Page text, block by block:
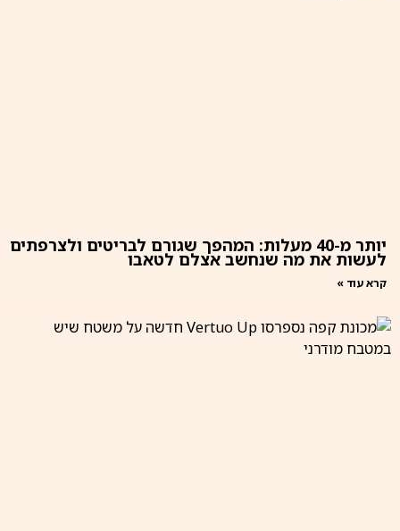
יותר מ-40 מעלות: המהפך שגורם לבריטים ולצרפתים
לעשות את מה שנחשב אצלם לטאבו
קרא עוד »